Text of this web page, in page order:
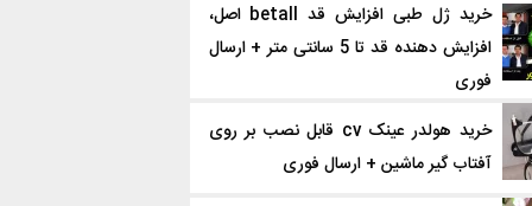
خرید ژل طبی افزایش قد betall اصل،
افزایش دهنده قد تا 5 سانتی متر + ارسال
فوری
خرید هولدر عینک cv قابل نصب بر روی
آفتاب گیر ماشین + ارسال فوری